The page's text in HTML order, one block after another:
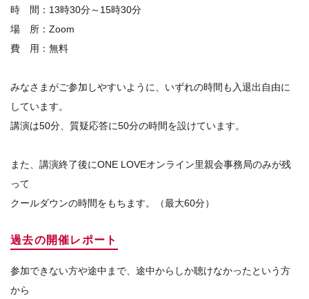
時 間：13時30分～15時30分
場 所：Zoom
費 用：無料
みなさまがご参加しやすいように、 いずれの時間も入退出自由に
しています。
講演は50分、質疑応答に50分の時間を設けています。
また、講演終了後にONE LOVEオンライン里親会事務局のみが残
って
クールダウンの時間をもちます。（最大60分）
過去の開催レポート
参加できない方や途中まで、途中からしか聴けなかったという方
から